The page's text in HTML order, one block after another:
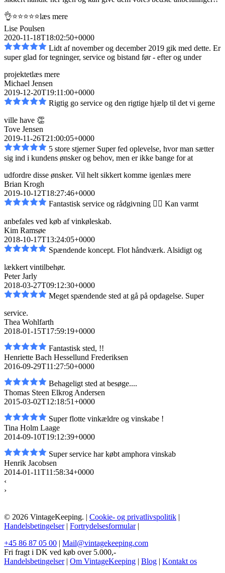
👌⭐️⭐️⭐️⭐️⭐️læs mere
Lise Poulsen
2020-11-18T18:02:50+0000
Lidt af november og december 2019 gik med dette. Er
super glad for tegninger, service og bistand før - efter og under
projektetlæs mere
Michael Jensen
2019-12-20T19:11:00+0000
Rigtig go service og den rigtige hjælp til det vi gerne
ville have 👏
Tove Jensen
2019-11-26T21:00:05+0000
5 store stjerner Super fed oplevelse, hvor man sætter
sig ind i kundens ønsker og behov, men erikke bange for at
udfordre disse ønsker. Vil helt sikkert komme igenlæs mere
Brian Krogh
2019-10-12T18:27:46+0000
Fantastisk service og rådgivning 👌🏼 Kan varmt
anbefales ved køb af vinkøleskab.
Kim Ramsøe
2018-10-17T13:24:05+0000
Spændende koncept. Flot håndværk. Alsidigt og
lækkert vintilbehør.
Peter Jarly
2018-03-27T09:12:30+0000
Meget spændende sted at gå på opdagelse. Super
service.
Thea Wohlfarth
2018-01-15T17:59:19+0000
Fantastisk sted, !!
Henriette Bach Hessellund Frederiksen
2016-09-29T11:27:50+0000
Behageligt sted at besøge....
Thomas Steen Elkrog Andersen
2015-03-02T12:18:51+0000
Super flotte vinkældre og vinskabe !
Tina Holm Laage
2014-09-10T19:12:39+0000
Super service har købt amphora vinskab
Henrik Jacobsen
2014-01-11T11:58:34+0000
‹
›
© 2026 VintageKeeping. | Cookie- og privatlivspolitik |
Handelsbetingelser| Fortrydelsesformular|
+45 86 87 05 00 | Mail@vintagekeeping.com
Fri fragt i DK ved køb over 5.000,-
Handelsbetingelser| Om VintageKeeping | Blog | Kontakt os